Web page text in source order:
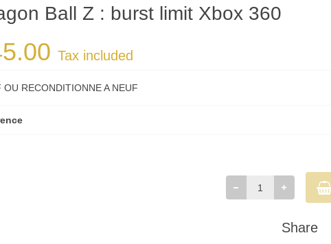
Ball Z : burst limit Xbox 360
Tax included
OU RECONDITIONNE A NEUF
Share